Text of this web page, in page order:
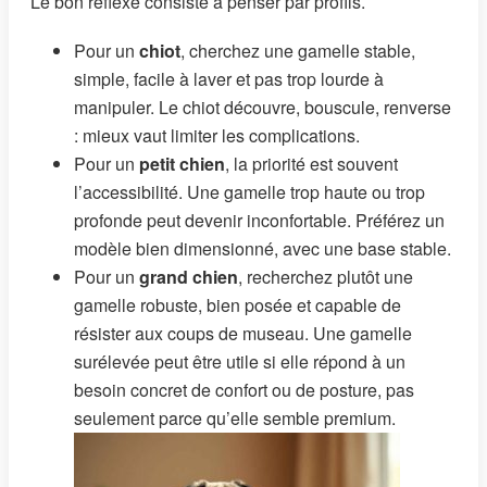
Pour un chiot, cherchez une gamelle stable,
simple, facile à laver et pas trop lourde à
manipuler. Le chiot découvre, bouscule, renverse
: mieux vaut limiter les complications.
Pour un petit chien, la priorité est souvent
l’accessibilité. Une gamelle trop haute ou trop
profonde peut devenir inconfortable. Préférez un
modèle bien dimensionné, avec une base stable.
Pour un grand chien, recherchez plutôt une
gamelle robuste, bien posée et capable de
résister aux coups de museau. Une gamelle
surélevée peut être utile si elle répond à un
besoin concret de confort ou de posture, pas
seulement parce qu’elle semble premium.